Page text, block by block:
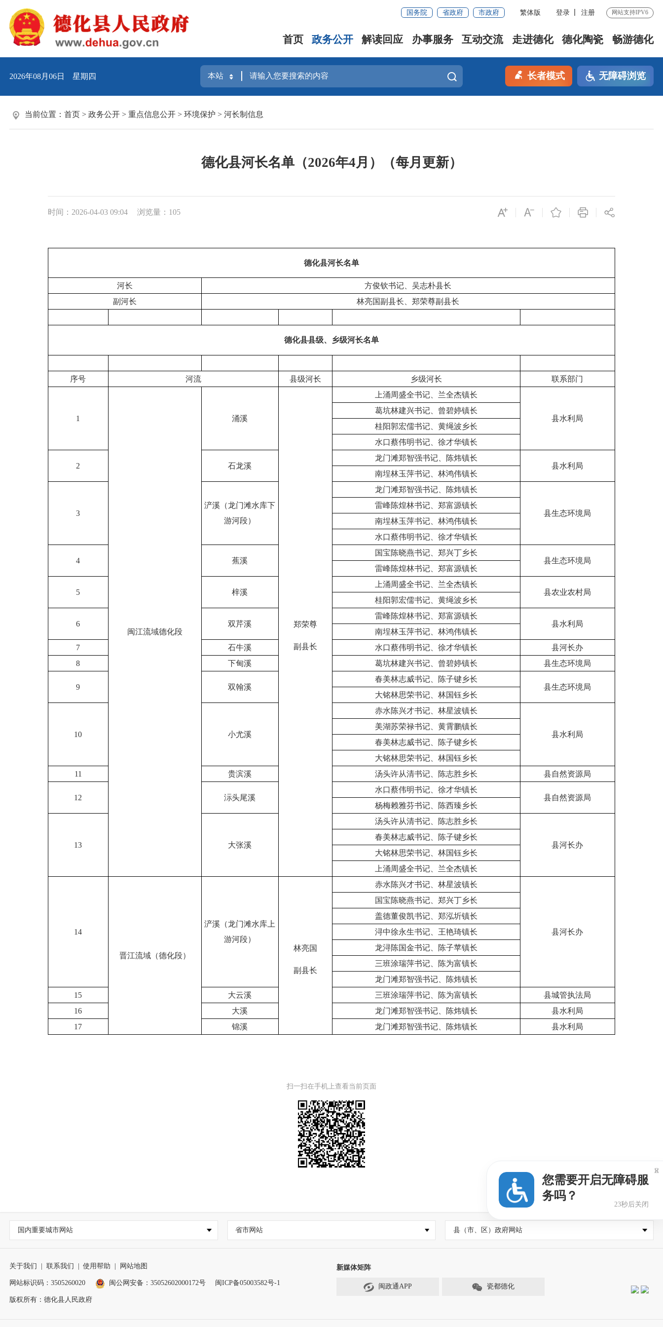
国务院 省政府 市政府 繁体版 登录 注册 网站支持IPV6
首页 政务公开 解读回应 办事服务 互动交流 走进德化 德化陶瓷 畅游德化
2026年08月06日 星期四 长者模式 无障碍浏览
当前位置： 首页 > 政务公开 > 重点信息公开 > 环境保护 > 河长制信息
德化县河长名单（2026年4月）（每月更新）
时间：2026-04-03 09:04 浏览量： 105
德化县河长名单
河长
方俊钦书记、吴志朴县长
副河长
林亮国副县长、郑荣尊副县长
德化县县级、乡级河长名单
序号 河流 县级河长 乡级河长 联系部门
1
闽江流域德化段
涌溪
郑荣尊
副县长
上涌周盛全书记、兰全杰镇长
县水利局
葛坑林建兴书记、曾碧婷镇长
桂阳郭宏儒书记、黄绳波乡长
水口蔡伟明书记、徐才华镇长
2 石龙溪
龙门滩郑智强书记、陈炜镇长
县水利局
南埕林玉萍书记、林鸿伟镇长
3
浐溪（龙门滩水库下
游河段）
龙门滩郑智强书记、陈炜镇长
县生态环境局
雷峰陈煌林书记、郑富源镇长
南埕林玉萍书记、林鸿伟镇长
水口蔡伟明书记、徐才华镇长
4 蕉溪
国宝陈晓燕书记、郑兴丁乡长
县生态环境局
雷峰陈煌林书记、郑富源镇长
5 梓溪
上涌周盛全书记、兰全杰镇长
县农业农村局
桂阳郭宏儒书记、黄绳波乡长
6 双芹溪
雷峰陈煌林书记、郑富源镇长
县水利局
南埕林玉萍书记、林鸿伟镇长
7
石牛溪 水口蔡伟明书记、徐才华镇长
县河长办
8
下甸溪 葛坑林建兴书记、曾碧婷镇长 县生态环境局
9 双翰溪
春美林志威书记、陈子键乡长
县生态环境局
大铭林思荣书记、林国钰乡长
10 小尤溪
赤水陈兴才书记、林星波镇长
县水利局
美湖苏荣禄书记、黄霄鹏镇长
春美林志威书记、陈子键乡长
大铭林思荣书记、林国钰乡长
11
贵滨溪 汤头许从清书记、陈志胜乡长 县自然资源局
12 沶头尾溪
水口蔡伟明书记、徐才华镇长
县自然资源局
杨梅赖雅芬书记、陈西臻乡长
13 大张溪
汤头许从清书记、陈志胜乡长
县河长办
春美林志威书记、陈子键乡长
大铭林思荣书记、林国钰乡长
上涌周盛全书记、兰全杰镇长
14
晋江流域（德化段）
浐溪（龙门滩水库上
游河段）
林亮国
副县长
赤水陈兴才书记、林星波镇长
县河长办
国宝陈晓燕书记、郑兴丁乡长
盖德董俊凯书记、郑泓圻镇长
浔中徐永生书记、王艳琦镇长
龙浔陈国金书记、陈子苹镇长
三班涂瑞萍书记、陈为富镇长
龙门滩郑智强书记、陈炜镇长
15
大云溪 三班涂瑞萍书记、陈为富镇长
县城管执法局
16
大溪 龙门滩郑智强书记、陈炜镇长
县水利局
17
锦溪 龙门滩郑智强书记、陈炜镇长 县水利局
扫一扫在手机上查看当前页面
国内重要城市网站 省市网站 县（市、区）政府网站
关于我们 联系我们 使用帮助 网站地图
网站标识码：3505260020 闽公网安备：35052602000172号 闽ICP备05003582号-1
版权所有：德化县人民政府
新媒体矩阵
闽政通APP 瓷都德化
您需要开启无障碍服
务吗？
22秒后关闭
